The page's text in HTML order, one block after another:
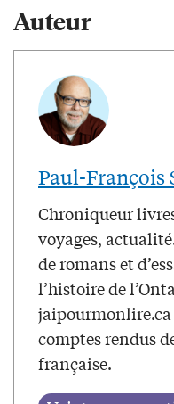
Auteur
Paul-François
Chroniqueur
voyages,
de romans et
l’histoire de
comptes rendus
française.